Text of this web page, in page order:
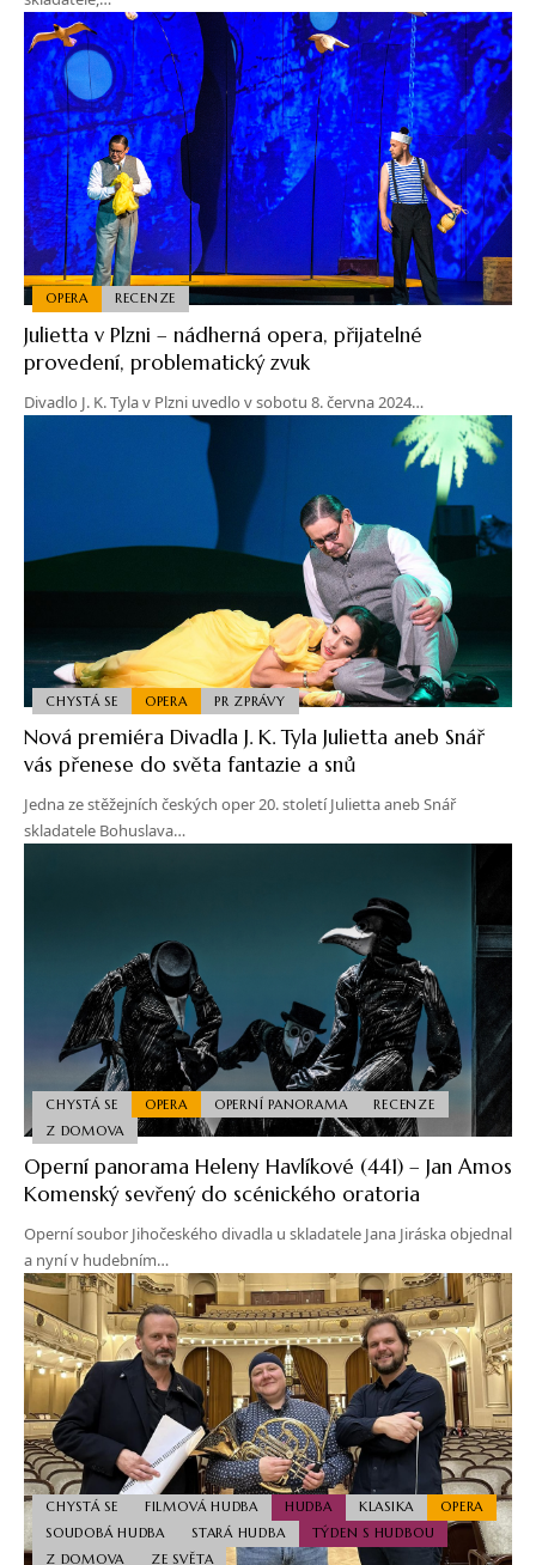
OPERA RECENZE
Julietta v Plzni – nádherná opera, přijatelné
provedení, problematický zvuk
Divadlo J. K. Tyla v Plzni uvedlo v sobotu 8. června 2024…
CHYSTÁ SE OPERA PR ZPRÁVY
Nová premiéra Divadla J. K. Tyla Julietta aneb Snář
vás přenese do světa fantazie a snů
Jedna ze stěžejních českých oper 20. století Julietta aneb Snář
skladatele Bohuslava…
CHYSTÁ SE OPERA OPERNÍ PANORAMA
RECENZE
Z DOMOVA
Operní panorama Heleny Havlíkové (441) – Jan Amos
Komenský sevřený do scénického oratoria
Operní soubor Jihočeského divadla u skladatele Jana Jiráska objednal
a nyní v hudebním…
CHYSTÁ SE FILMOVÁ HUDBA HUDBA KLASIKA
OPERA
SOUDOBÁ HUDBA
STARÁ HUDBA
TÝDEN S HUDBOU
Z DOMOVA
ZE SVĚTA